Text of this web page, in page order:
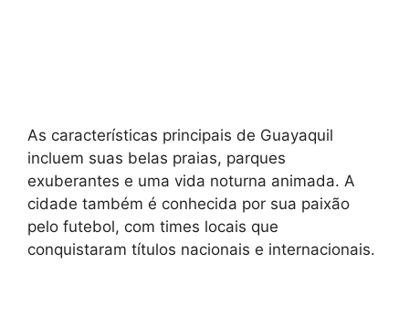
As características principais de Guayaquil
incluem suas belas praias, parques
exuberantes e uma vida noturna animada. A
cidade também é conhecida por sua paixão
pelo futebol, com times locais que
conquistaram títulos nacionais e internacionais.